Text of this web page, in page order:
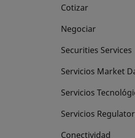
Cotizar
Negociar
Securities Services
Servicios Market
Servicios
Servicios
Conectividad